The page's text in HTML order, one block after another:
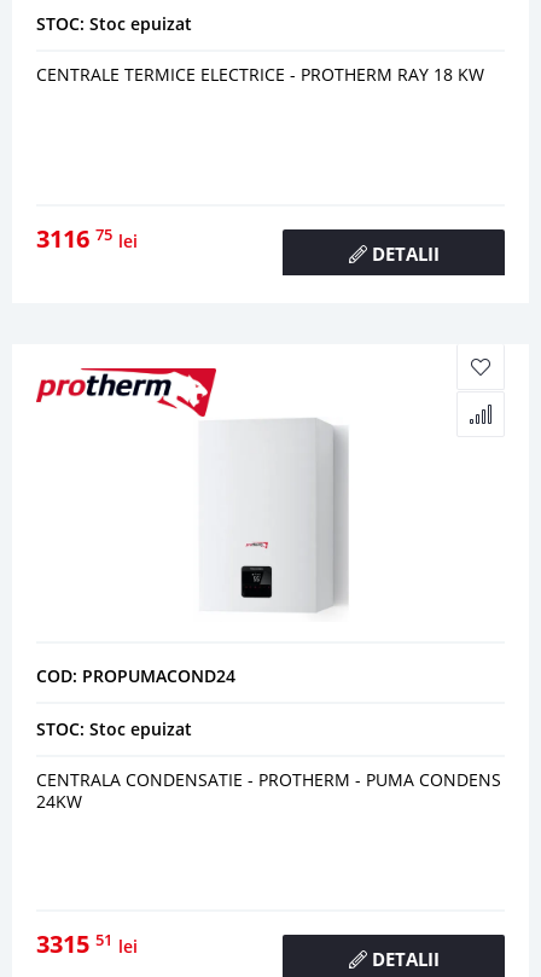
STOC: Stoc epuizat
CENTRALE TERMICE ELECTRICE - PROTHERM RAY 18 KW
3116 75 lei
DETALII
COD: PROPUMACOND24
STOC: Stoc epuizat
CENTRALA CONDENSATIE - PROTHERM - PUMA CONDENS
24KW
3315 51 lei
DETALII